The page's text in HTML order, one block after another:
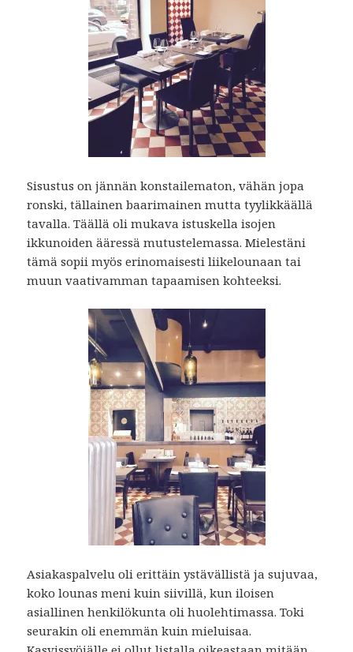
Sisustus on jännän konstailematon, vähän jopa
ronski, tällainen baarimainen mutta tyylikkäällä
tavalla. Täällä oli mukava istuskella isojen
ikkunoiden ääressä mutustelemassa. Mielestäni
tämä sopii myös erinomaisesti liikelounaan tai
muun vaativamman tapaamisen kohteeksi.
Asiakaspalvelu oli erittäin ystävällistä ja sujuvaa,
koko lounas meni kuin siivillä, kun iloisen
asiallinen henkilökunta oli huolehtimassa. Toki
seurakin oli enemmän kuin mieluisaa.